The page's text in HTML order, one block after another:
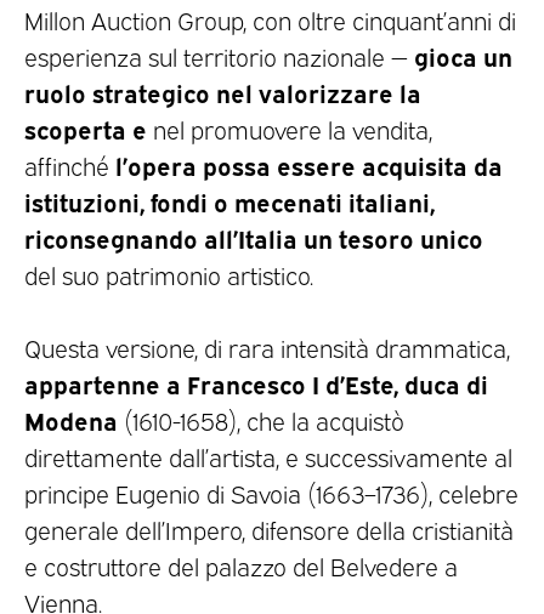
Millon Auction Group, con oltre cinquant’anni di
esperienza sul territorio nazionale — gioca un
ruolo strategico nel valorizzare la
scoperta e nel promuovere la vendita,
affinché l’opera possa essere acquisita da
istituzioni, fondi o mecenati italiani,
riconsegnando all’Italia un tesoro unico
del suo patrimonio artistico.
Questa versione, di rara intensità drammatica,
appartenne a Francesco I d’Este, duca di
Modena (1610-1658), che la acquistò
direttamente dall’artista, e successivamente al
principe Eugenio di Savoia (1663–1736), celebre
generale dell’Impero, difensore della cristianità
e costruttore del palazzo del Belvedere a
Vienna.